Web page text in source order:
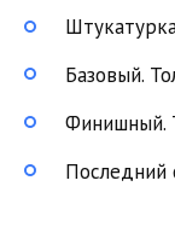
Базовый.
Финишный.
Последний